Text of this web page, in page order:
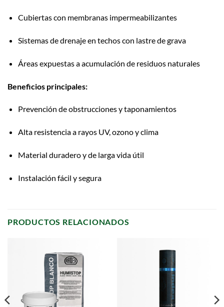
Cubiertas con membranas impermeabilizantes
Sistemas de drenaje en techos con lastre de grava
Áreas expuestas a acumulación de residuos naturales
Beneficios principales:
Prevención de obstrucciones y taponamientos
Alta resistencia a rayos UV, ozono y clima
Material duradero y de larga vida útil
Instalación fácil y segura
PRODUCTOS RELACIONADOS